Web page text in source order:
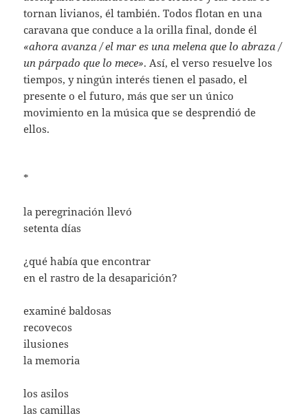
tornan livianos, él también. Todos flotan en una
caravana que conduce a la orilla final, donde él
«ahora avanza / el mar es una melena que lo abraza /
un párpado que lo mece». Así, el verso resuelve los
tiempos, y ningún interés tienen el pasado, el
presente o el futuro, más que ser un único
movimiento en la música que se desprendió de
ellos.
*
la peregrinación llevó
setenta días
¿qué había que encontrar
en el rastro de la desaparición?
examiné baldosas
recovecos
ilusiones
la memoria
los asilos
las camillas